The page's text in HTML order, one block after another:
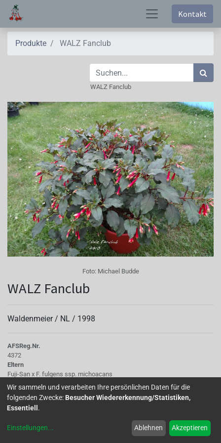
Kontakt
Produkte WALZ Fanclub
WALZ Fanclub
Foto: Michael Budde
WALZ Fanclub
Waldenmeier / NL / 1998
AFSReg.Nr.
4372
Eltern
Fuji-San x F. fulgens ssp. michoacans
Tubus
karminviolettrot
Sepalen
gelblich grün
dunkelorange
Wir sammeln und verarbeiten Ihre persönlichen Daten für die
folgenden Zwecke: Besucher Wiedererkennung/Statistiken,
Essentiell .
Einstellungen... Ablehnen Akzeptieren